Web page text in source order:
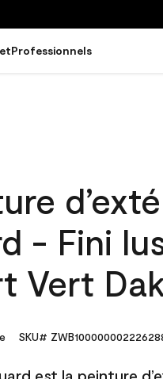
Professionnels
- Fini
Vert
SKU#
est la peinture